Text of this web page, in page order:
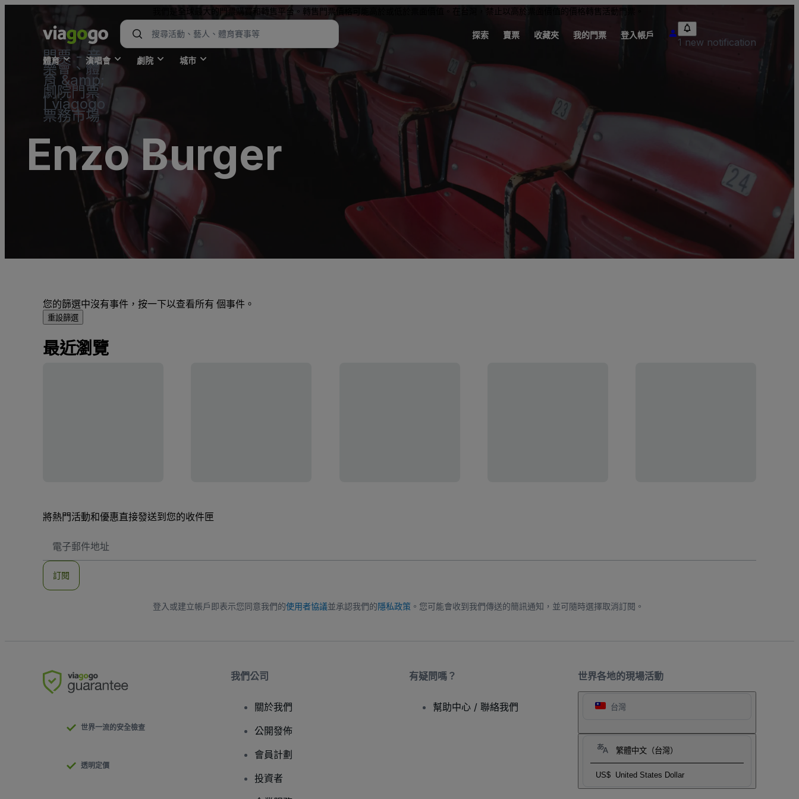
我們是全球最大的門票購買和轉售平台。轉售門票價格可能高於或低於票面價值。在台灣，禁止以高於票面價值的價格轉售活動門票。
門票 - 音
樂會、體
育 &amp;
劇院門票
| viagogo
票務市場
探索 賣票 收藏夾 我的門票 登入帳戶
1 new notification
體育 演唱會 劇院 城市
Enzo Burger
您的篩選中沒有事件，按一下以查看所有 個事件。
重設篩選
最近瀏覽
將熱門活動和優惠直接發送到您的收件匣
子
地
訂閱
登入或建立帳戶即表示您同意我們的使用者協議並承認我們的隱私政策 。您可能會收到我們傳送的簡訊通知，並可隨時選擇取消訂閱。
世界各地的現場活動
台灣
繁體中文（台灣）
US$ United States Dollar
世界一流的安全檢查
透明定價
我們公司
關於我們
公開發佈
會員計劃
投資者
有疑問嗎？
幫助中心 / 聯絡我們